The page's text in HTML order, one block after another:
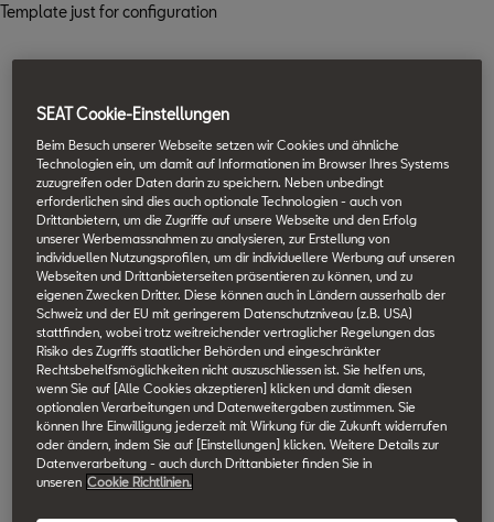
Template just for configuration
SEAT Cookie-Einstellungen
Beim Besuch unserer Webseite setzen wir Cookies und ähnliche
Technologien ein, um damit auf Informationen im Browser Ihres Systems
zuzugreifen oder Daten darin zu speichern. Neben unbedingt
erforderlichen sind dies auch optionale Technologien - auch von
Drittanbietern, um die Zugriffe auf unsere Webseite und den Erfolg
unserer Werbemassnahmen zu analysieren, zur Erstellung von
individuellen Nutzungsprofilen, um dir individuellere Werbung auf unseren
Webseiten und Drittanbieterseiten präsentieren zu können, und zu
eigenen Zwecken Dritter. Diese können auch in Ländern ausserhalb der
Schweiz und der EU mit geringerem Datenschutzniveau (z.B. USA)
stattfinden, wobei trotz weitreichender vertraglicher Regelungen das
Risiko des Zugriffs staatlicher Behörden und eingeschränkter
Rechtsbehelfsmöglichkeiten nicht auszuschliessen ist. Sie helfen uns,
wenn Sie auf [Alle Cookies akzeptieren] klicken und damit diesen
optionalen Verarbeitungen und Datenweitergaben zustimmen. Sie
können Ihre Einwilligung jederzeit mit Wirkung für die Zukunft widerrufen
oder ändern, indem Sie auf [Einstellungen] klicken. Weitere Details zur
Datenverarbeitung - auch durch Drittanbieter finden Sie in
unseren Cookie Richtlinien.